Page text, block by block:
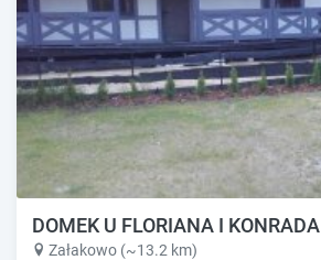
DOMEK U FLORIANA I KONRADA
Załakowo (~13.2 km)